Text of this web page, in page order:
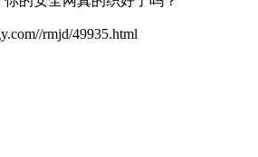
rmjd/49935.html